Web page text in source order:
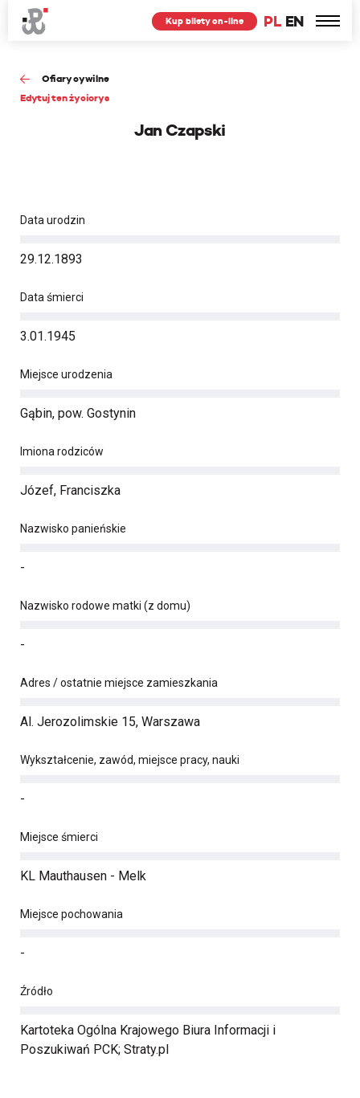
PL EN
Kup bilety on-line
Ofiary cywilne
Edytuj ten życiorys
Jan Czapski
Data urodzin
29.12.1893
Data śmierci
3.01.1945
Miejsce urodzenia
Gąbin, pow. Gostynin
Imiona rodziców
Józef, Franciszka
Nazwisko panieńskie
-
Nazwisko rodowe matki (z domu)
-
Adres / ostatnie miejsce zamieszkania
Al. Jerozolimskie 15, Warszawa
Wykształcenie, zawód, miejsce pracy, nauki
-
Miejsce śmierci
KL Mauthausen - Melk
Miejsce pochowania
-
Źródło
Kartoteka Ogólna Krajowego Biura Informacji i
Poszukiwań PCK; Straty.pl